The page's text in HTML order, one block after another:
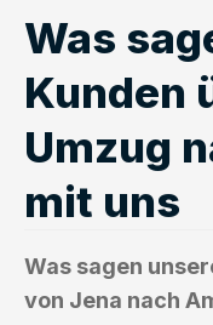
Was
Kunden
Umzug
mit uns
Was sagen
von Jena nach